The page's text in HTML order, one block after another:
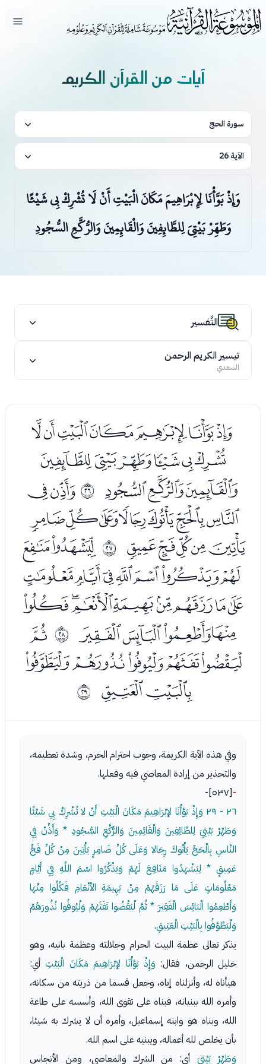
فتح
آيات من القرآن الكريم
سورة الحج
الآية 26
وَإِذْ بَوَّأْنَا لِإِبْرَاهِيمَ مَكَانَ الْبَيْتِ أَنْ لَا تُشْرِكْ بِي شَيْئًا
وَطَهِّرْ بَيْتِيَ لِلطَّائِفِينَ وَالْقَائِمِينَ وَالرُّكَّعِ السُّجُودِ
التَّفسير
تيسير الكريم الرحمن
السعدي
ﭶﭷﭸﭹﭺﭻﭼ
ﭽﭾﭿﮀﮁﮂ
ﮃﮄﮅ ﰙﮇﮈ
ﮉﮊﮋﮌﮍﮎﮏ
ﮐﮑﮒﮓﮔ ﰚ ﮖﮗ
ﮘﮙﮚﮛﮜﮝﮞ
ﮟﮠﮡﮢﮣﮤﮥﮦ
ﮧﮨﮩﮪ ﰛ ﮬ
ﮭﮮﮯﮰﮱ
ﯓﯔ ﰜ
وفي هذه الآية الكريمة، وجوب احترام الحرم، وشدة تعظيمه،
والتحذير من إرادة المعاصي فيه وفعلها.
-[٥٣٧]-
٢٦ - ٢٩
وَإِذْ بَوَّأْنَا لإبْرَاهِيمَ مَكَانَ الْبَيْتِ أَنْ لا تُشْرِكْ بِي شَيْئًا
وَطَهِّرْ بَيْتِيَ لِلطَّائِفِينَ وَالْقَائِمِينَ وَالرُّكَّعِ السُّجُودِ * وَأَذِّنْ فِي
النَّاسِ بِالْحَجِّ يَأْتُوكَ رِجَالا وَعَلَى كُلِّ ضَامِرٍ يَأْتِينَ مِنْ كُلِّ فَجٍّ
عَمِيقٍ * لِيَشْهَدُوا مَنَافِعَ لَهُمْ وَيَذْكُرُوا اسْمَ اللَّهِ فِي أَيَّامٍ
مَعْلُومَاتٍ عَلَى مَا رَزَقَهُمْ مِنْ بَهِيمَةِ الأنْعَامِ فَكُلُوا مِنْهَا
وَأَطْعِمُوا الْبَائِسَ الْفَقِيرَ * ثُمَّ لْيَقْضُوا تَفَثَهُمْ وَلْيُوفُوا نُذُورَهُمْ
وَلْيَطَّوَّفُوا بِالْبَيْتِ الْعَتِيقِ.
يذكر تعالى عظمة البيت الحرام وجلالته وعظمة بانيه، وهو
خليل الرحمن، فقال: وَإِذْ بَوَّأْنَا لإبْرَاهِيمَ مَكَانَ الْبَيْتِ أي:
هيأناه له، وأنزلناه إياه، وجعل قسما من ذريته من سكانه،
وأمره الله ببنيانه، فبناه على تقوى الله، وأسسه على طاعة
الله، وبناه هو وابنه إسماعيل، وأمره أن لا يشرك به شيئا،
بأن يخلص لله أعماله، ويبنيه على اسم الله.
وَطَهِّرْ بَيْتِيَ أي: من الشرك والمعاصي، ومن الأنجاس